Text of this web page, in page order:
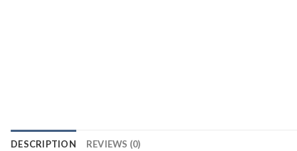
DESCRIPTION REVIEWS (0)